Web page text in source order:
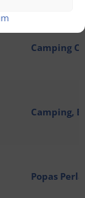
Camping
Camping,
Popas